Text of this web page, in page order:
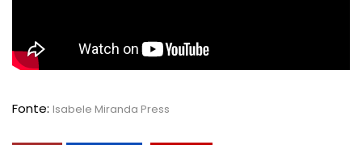
Fonte: Isabele Miranda Press